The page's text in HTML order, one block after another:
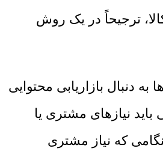
ترجیحاً در یک روش
دنبال بازاریابی محتوایی
نیازهای مشتری یا
که نیاز مشتری